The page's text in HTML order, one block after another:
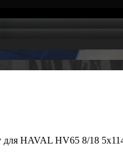
HAVAL HV65 8/18